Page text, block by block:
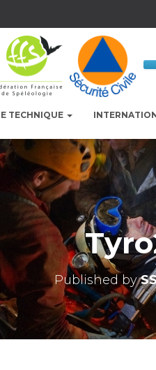
TECHNIQUE
Published by